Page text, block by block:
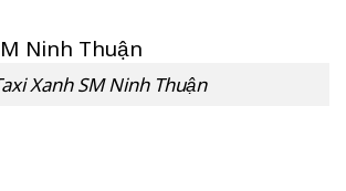
Xanh SM Ninh Thuận